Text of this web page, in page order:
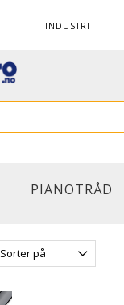
INDUSTRI
PIANOTRÅD
Sorter på